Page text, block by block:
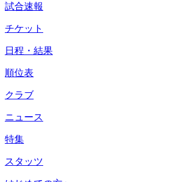
試合速報
チケット
日程・結果
順位表
クラブ
ニュース
特集
スタッツ